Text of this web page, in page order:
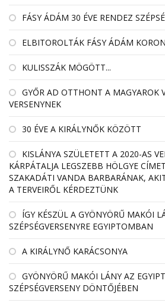
FÁSY ÁDÁM 30 ÉVE RENDEZ
ELBITOROLTÁK FÁSY ÁDÁM
KULISSZÁK MÖGÖTT...
GYŐR AD OTTHONT A MAGYAROK
VERSENYNEK
30 ÉVE A KIRÁLYNŐK KÖZÖTT
KISLÁNYA SZÜLETETT A 2020-AS
KÁRPÁTALJA LEGSZEBB HÖLGYE
SZAKADÁTI VANDA BARBARÁNAK,
A TERVEIRŐL KÉRDEZTÜNK
ÍGY KÉSZÜL A GYÖNYÖRŰ MAKÓI
SZÉPSÉGVERSENYRE EGYIPTOMBAN
A KIRÁLYNŐ KARÁCSONYA
GYÖNYÖRŰ MAKÓI LÁNY AZ
SZÉPSÉGVERSENY DÖNTŐJÉBEN